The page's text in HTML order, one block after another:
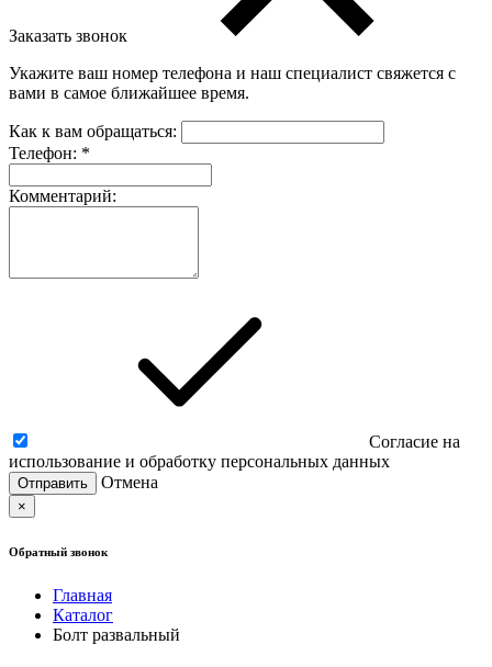
Заказать звонок
Укажите ваш номер телефона и наш специалист свяжется с
вами в самое ближайшее время.
Как к вам обращаться:
Телефон: *
Комментарий:
Согласие на
использование и обработку персональных данных
Отмена
×
Обратный звонок
Главная
Каталог
Болт развальный